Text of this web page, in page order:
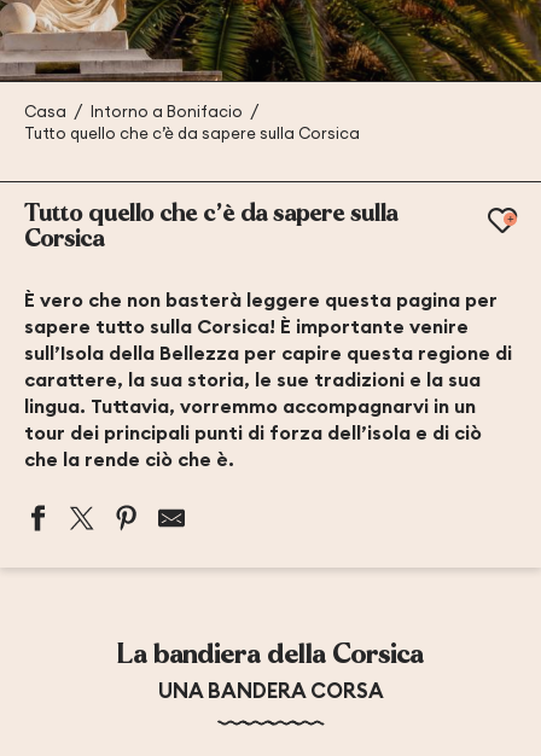
Casa
Intorno a Bonifacio
Tutto quello che c’è da sapere sulla Corsica
Tutto quello che c’è da sapere sulla
Corsica
È vero che non basterà leggere questa pagina per
sapere tutto sulla Corsica! È importante venire
sull’Isola della Bellezza per capire questa regione di
carattere, la sua storia, le sue tradizioni e la sua
lingua. Tuttavia, vorremmo accompagnarvi in un
tour dei principali punti di forza dell’isola e di ciò
che la rende ciò che è.
La bandiera della Corsica
UNA BANDERA CORSA